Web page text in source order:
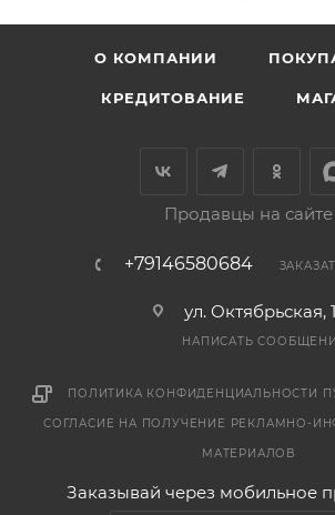
О КОМПАНИИ
КРЕДИТОВАНИЕ
Продавцы на сайте
+79146580684
ул. Октябрьская,
НАПИСАТЬ
ПОЛИТИКА КОНФИДЕНЦИАЛЬНОСТИ
СОГЛАСИЕ НА ПОЛУЧЕНИЕ РЕКЛАМНО-
МАТЕРИАЛОВ
Заказывай через мобильное